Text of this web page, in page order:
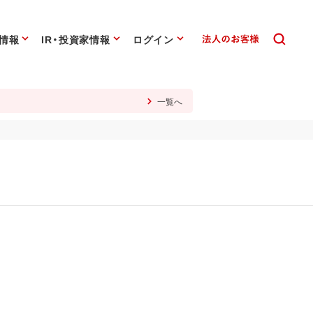
報 IR・投資家情報 ログイン
一覧へ